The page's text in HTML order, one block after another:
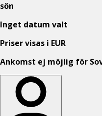
sön
Inget datum valt
Priser visas i EUR
Ankomst ej möjlig för